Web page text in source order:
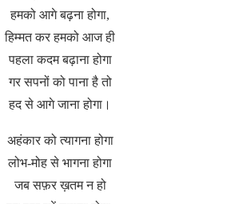
हमको आगे बढ़ना होगा,
हिम्मत कर हमको आज ही
पहला कदम बढ़ाना होगा
गर सपनों को पाना है तो
हद से आगे जाना होगा।
अहंकार को त्यागना होगा
लोभ-मोह से भागना होगा
जब सफ़र ख़तम न हो